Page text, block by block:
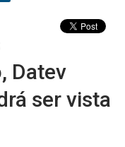
Datev
ser vista